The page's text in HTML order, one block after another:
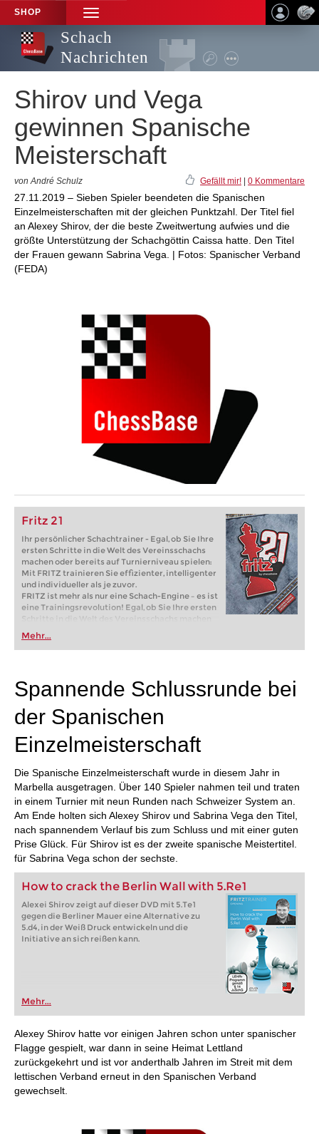
SHOP
TOGGLE
NAVIGATION
Schach
Nachrichten
Shirov und Vega
gewinnen Spanische
Meisterschaft
von André Schulz Gefällt mir! 0 Kommentare
27.11.2019 – Sieben Spieler beendeten die Spanischen
Einzelmeisterschaften mit der gleichen Punktzahl. Der Titel fiel
an Alexey Shirov, der die beste Zweitwertung aufwies und die
größte Unterstützung der Schachgöttin Caissa hatte. Den Titel
der Frauen gewann Sabrina Vega. | Fotos: Spanischer Verband
(FEDA)
Fritz 21
Ihr persönlicher Schachtrainer - Egal, ob Sie Ihre
ersten Schritte in die Welt des Vereinsschachs
machen oder bereits auf Turnierniveau spielen:
Mit FRITZ trainieren Sie effizienter, intelligenter
und individueller als je zuvor.
FRITZ ist mehr als nur eine Schach-Engine – es ist
eine Trainingsrevolution! Egal, ob Sie Ihre ersten
Schritte in die Welt des Vereinsschachs machen
oder bereits auf Turnierniveau spielen: Mit
FRITZ trainieren Sie effizienter, intelligenter und
individueller als je zuvor.
Mehr...
Spannende Schlussrunde bei
der Spanischen
Einzelmeisterschaft
Die Spanische Einzelmeisterschaft wurde in diesem Jahr in
Marbella ausgetragen. Über 140 Spieler nahmen teil und traten
in einem Turnier mit neun Runden nach Schweizer System an.
Am Ende holten sich Alexey Shirov und Sabrina Vega den Titel,
nach spannendem Verlauf bis zum Schluss und mit einer guten
Prise Glück. Für Shirov ist es der zweite spanische Meistertitel.
für Sabrina Vega schon der sechste.
How to crack the Berlin Wall with 5.Re1
Alexei Shirov zeigt auf dieser DVD mit 5.Te1
gegen die Berliner Mauer eine Alternative zu
5.d4, in der Weiß Druck entwickeln und die
Initiative an sich reißen kann.
Mehr...
Alexey Shirov hatte vor einigen Jahren schon unter spanischer
Flagge gespielt, war dann in seine Heimat Lettland
zurückgekehrt und ist vor anderthalb Jahren im Streit mit dem
lettischen Verband erneut in den Spanischen Verband
gewechselt.